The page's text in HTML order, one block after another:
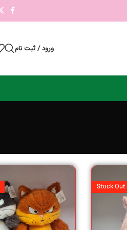
ورود / ثبت نام
Stock Out